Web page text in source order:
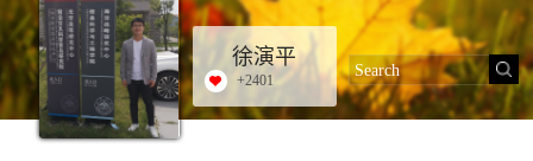
徐演平
+2401